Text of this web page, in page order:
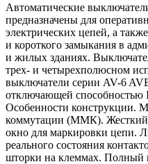
Автоматические
предназначены для
электрических цепей, а
и короткого замыкания в
и жилых зданиях.
трех- и четырехполюсном
выключатели серии AV-6
отключающей
Особенности конструкции.
коммутации (ММК). Жесткий
окно для маркировки цепи.
реального состояния
шторки на клеммах. Полный